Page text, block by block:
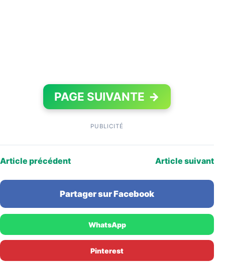
PAGE SUIVANTE →
PUBLICITÉ
Article précédent Article suivant
Partager sur Facebook
WhatsApp
Pinterest